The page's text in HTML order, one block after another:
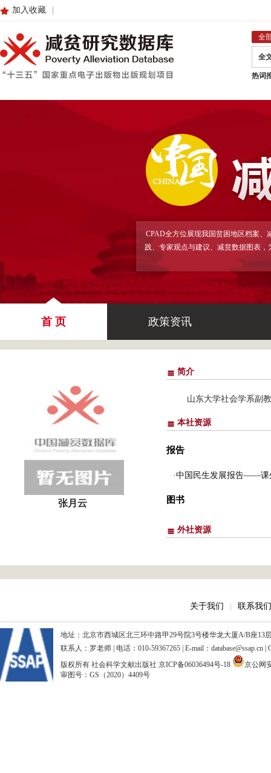
加入收藏
全
全
热词
CPAD全方位展现我国贫困地区档案
践、专家观点与建议、减贫数据图表
首 页 政策资讯
张月云
简介
山东大学社会学系副
本社资源
报告
·中国民生发展报告——课
图书
外社资源
关于我们 联系我们
地址：北京市西城区北三环中路甲29号院3号楼华龙大厦A/B座13
联系人：罗老师 | 电话：010-59367265 | E-mail：database@ssap.cn
版权所有 社会科学文献出版社 京ICP备06036494号-18
京公网
审图号：GS（2020）4409号